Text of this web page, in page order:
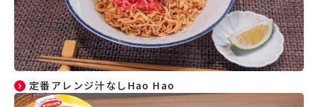
定番アレンジ汁なしHao Hao